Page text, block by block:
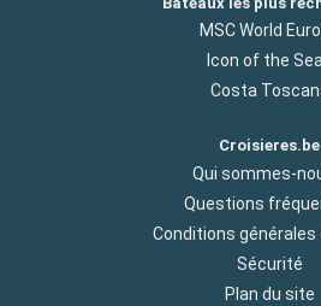
MSC World
Icon of the
Costa
Croisieres.be
Qui sommes-
Questions
Conditions générales
Sécurité
Plan du site